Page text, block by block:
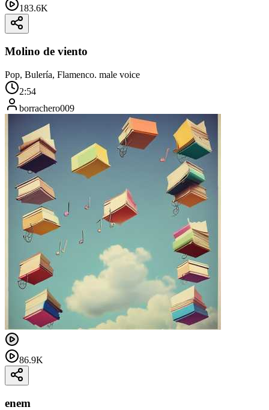
183.6K
Molino de viento
Pop, Bulería, Flamenco. male voice
2:54
borrachero009
86.9K
enem